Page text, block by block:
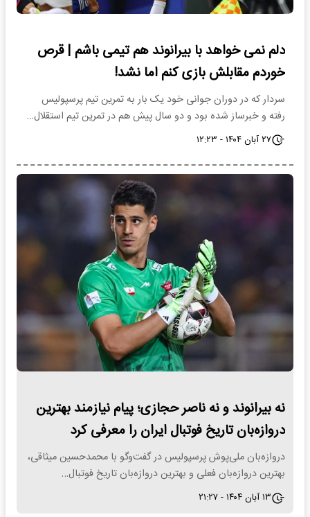
دلم نمی خواهد با بیرانوند هم تیمی باشم | قرص
خوردم مقابلش بازی کنم اما نشد!
سردار که در دوران جوانی خود یک بار به تمرین تیم پرسپولیس
رفته و خبرساز شده بود و دو سال پیش هم در تمرین تیم استقلال…
۲۷ آبان ۱۴۰۴ - ۱۲:۲۳
نه بیرانوند و نه ناصر حجازی؛ پیام نیازمند بهترین
دروازه‌بان تاریخ فوتبال ایران را معرفی کرد
دروازه‌بان ملی‌پوش پرسپولیس در گفت‌وگو با محمدحسین میثاقی،
بهترین دروازه‌بان فعلی و بهترین دروازه‌بان تاریخ فوتبال…
۱۳ آبان ۱۴۰۴ - ۲۱:۲۷